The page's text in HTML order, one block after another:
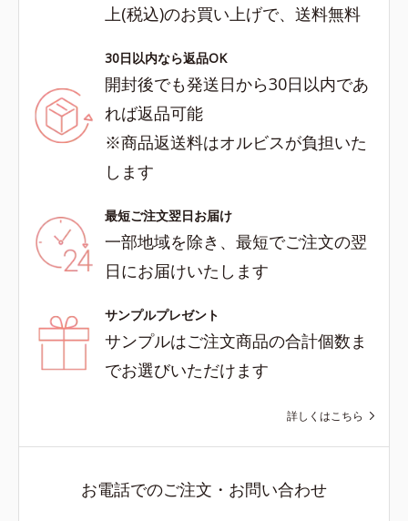
上(税込)のお買い上げで、送料無料
30日以内なら返品OK
開封後でも発送日から30日以内であ
れば返品可能
※商品返送料はオルビスが負担いた
します
最短ご注文翌日お届け
一部地域を除き、最短でご注文の翌
日にお届けいたします
サンプルプレゼント
サンプルはご注文商品の合計個数ま
でお選びいただけます
詳しくはこちら
お電話でのご注文・お問い合わせ